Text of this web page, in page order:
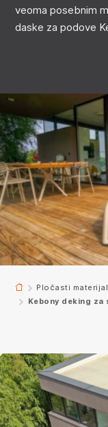
veoma posebnim
daske za podove
Pločasti
Kebony deking za